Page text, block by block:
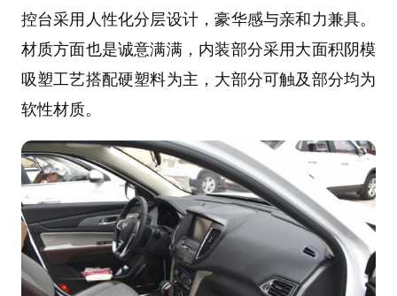
控台采用人性化分层设计，豪华感与亲和力兼具。
材质方面也是诚意满满，内装部分采用大面积阴模
吸塑工艺搭配硬塑料为主，大部分可触及部分均为
软性材质。